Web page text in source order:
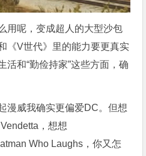
用呢，变成超人的大型沙包
《V世代》里的能力要更真实
活和“勤俭持家”这些方面，确
威我确实更偏爱DC。但想
，想想
Who Laughs，你又怎